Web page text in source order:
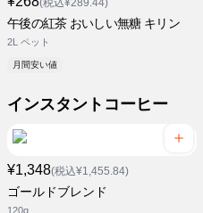
(税込¥289.44)
午後の紅茶 おいしい無糖 キリン
2L ペット
月間安い値
インスタントコーヒー
¥1,348(税込¥1,455.84)
ゴールドブレンド
120g